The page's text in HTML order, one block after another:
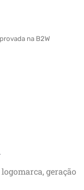
na B2W
geração